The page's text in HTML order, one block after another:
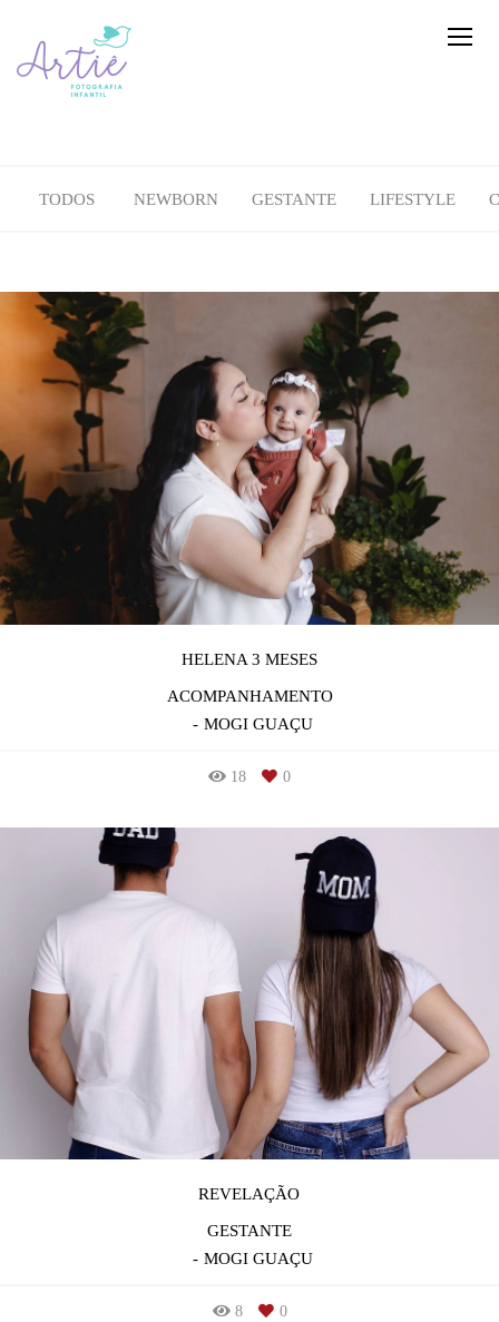
TODOS NEWBORN GESTANTE LIFESTYLE
HELENA 3 MESES
ACOMPANHAMENTO
MOGI GUAÇU
18 0
REVELAÇÃO
GESTANTE
MOGI GUAÇU
8 0